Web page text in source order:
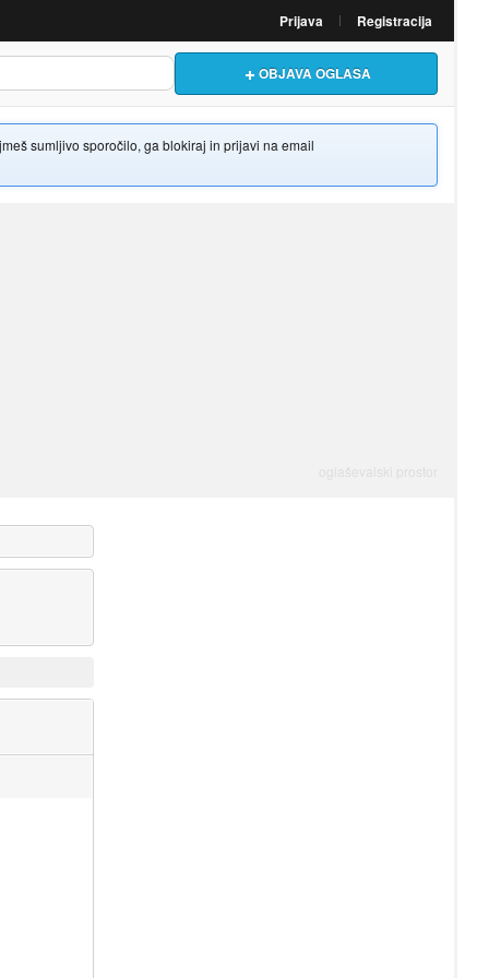
Prijava Registracija
OBJAVA OGLASA
sumljivo sporočilo, ga blokiraj in prijavi na email